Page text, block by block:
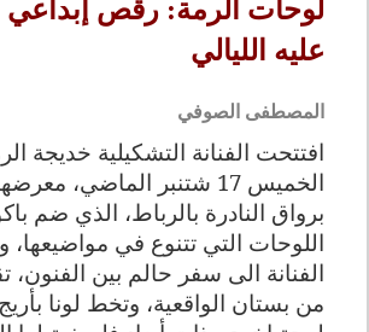
لوحات الرمة: رقص إبداعي
عليه الليالي
المصطفى الصوفي
افتتحت الفنانة التشكيلية خديجة
الخميس 17 شتنبر الماضي،
برواق النادرة بالرباط، الذي ضم
اللوحات التي تتنوع في مواضيعها،
الفنانة الى سفر حالم بين
من بستان الواقعية، وتخط لونا